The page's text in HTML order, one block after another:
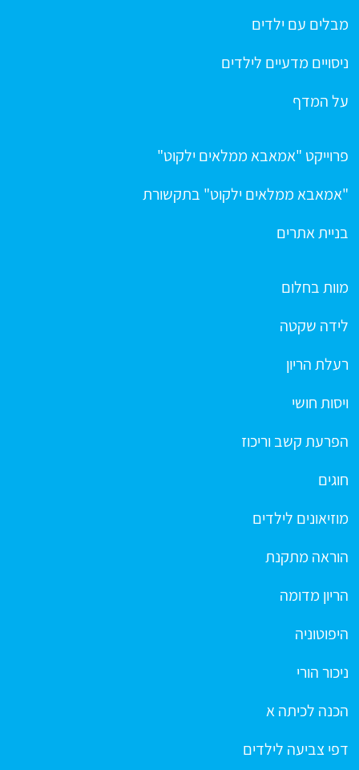
מבלים עם ילדים
ניסויים מדעיים לילדים
על המדף
פרוייקט "אמאבא ממלאים ילקוט"
"אמאבא ממלאים ילקוט" בתקשורת
בניית אתרים
מוות בחלום
לידה שקטה
רעלת הריון
ויסות חושי
הפרעת קשב וריכוז
חוגים
מוזיאונים לילדים
הוראה מתקנת
הריון מדומה
היפוטוניה
ניכור הורי
הכנה לכיתה א
דפי צביעה לילדים